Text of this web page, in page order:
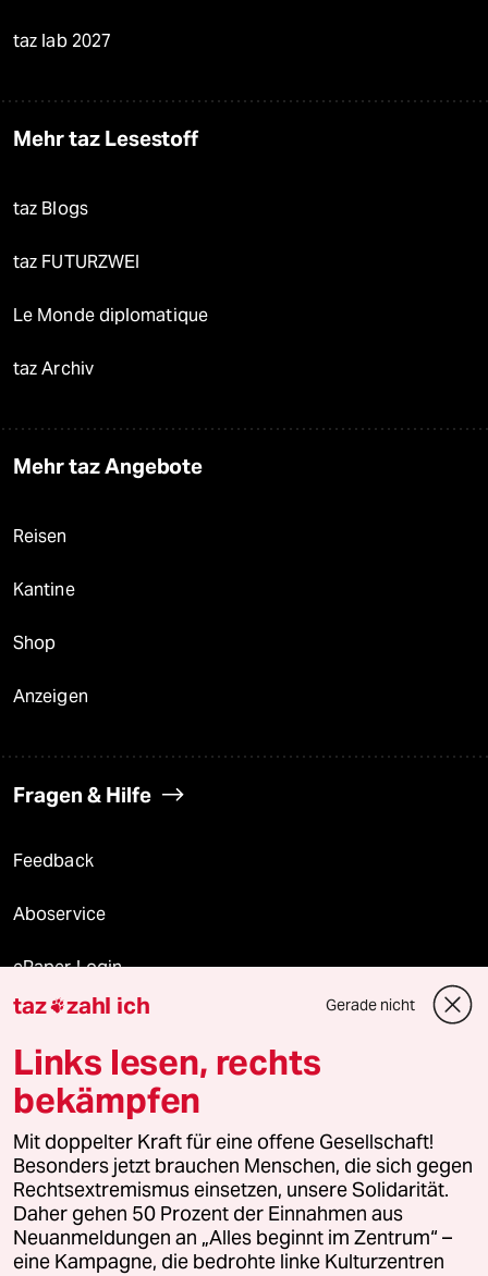
taz lab 2027
Mehr taz Lesestoff
taz Blogs
taz FUTURZWEI
Le Monde diplomatique
taz Archiv
Mehr taz Angebote
Reisen
Kantine
Shop
Anzeigen
Fragen & Hilfe
Feedback
Aboservice
ePaper Login
Downloads für Abonnierende
© 2026 taz Verlags und Vertriebs GmbH
Alle Rechte vorbehalten. Bei rechtlichen Fragen oder für Genehmigungen
wenden Sie sich bitte an
lizenzen@taz.de
Feedback Redaktionsstatut Kommune-Richtlinien
taz zahl ich Gerade nicht
Links lesen, rechts
bekämpfen
Mit doppelter Kraft für eine offene Gesellschaft!
Besonders jetzt brauchen Menschen, die sich gegen
Rechtsextremismus einsetzen, unsere Solidarität.
Daher gehen 50 Prozent der Einnahmen aus
Neuanmeldungen an „Alles beginnt im Zentrum“ –
eine Kampagne, die bedrohte linke Kulturzentren